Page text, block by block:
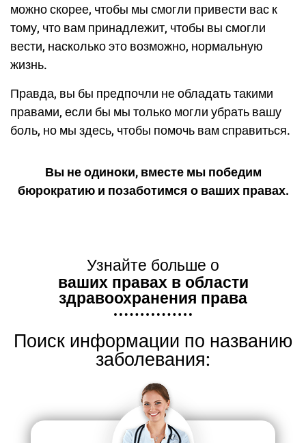
можно скорее, чтобы мы смогли привести вас к
тому, что вам принадлежит, чтобы вы смогли
вести, насколько это возможно, нормальную
жизнь.
Правда, вы бы предпочли не обладать такими
правами, если бы мы только могли убрать вашу
боль, но мы здесь, чтобы помочь вам справиться.
Вы не одиноки, вместе мы победим
бюрократию и позаботимся о ваших правах.
Узнайте больше о
ваших правах в области
здравоохранения права
Поиск информации по названию
заболевания: